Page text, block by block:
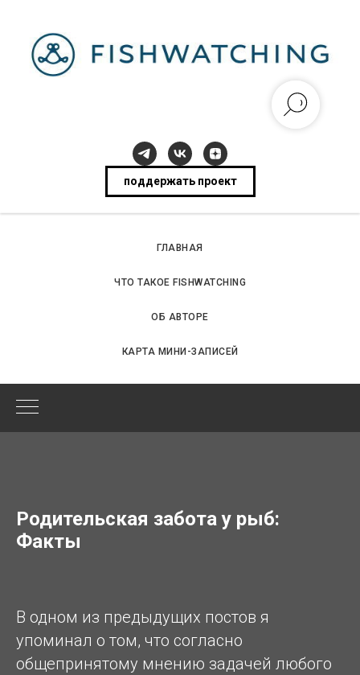
поддержать проект
ГЛАВНАЯ
ЧТО ТАКОЕ FISHWATCHING
ОБ АВТОРЕ
КАРТА МИНИ-ЗАПИСЕЙ
Родительская забота у рыб:
Факты
В одном из предыдущих постов я
упоминал о том, что согласно
общепринятому мнению задачей любого